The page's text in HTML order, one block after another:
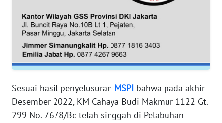
Sesuai hasil penyelusuran MSPI bahwa pada akhir
Desember 2022, KM Cahaya Budi Makmur 1122 Gt.
299 No. 7678/Bc telah singgah di Pelabuhan
BARAT
WN
RIAU
SERAMBI
WN